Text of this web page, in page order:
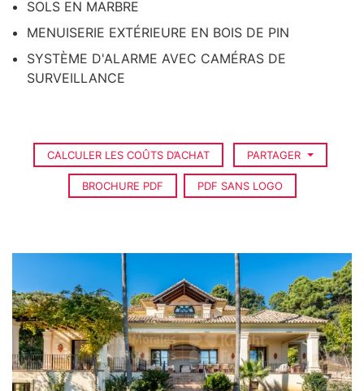
SOLS EN MARBRE
MENUISERIE EXTÉRIEURE EN BOIS DE PIN
SYSTÈME D'ALARME AVEC CAMÉRAS DE
SURVEILLANCE
CALCULER LES COÛTS D’ACHAT PARTAGER
BROCHURE PDF PDF SANS LOGO